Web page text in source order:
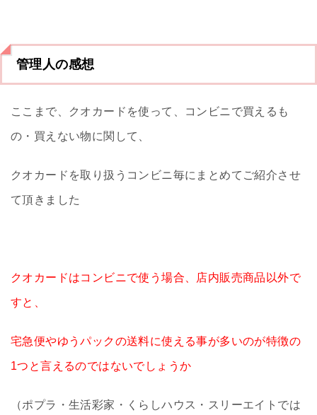
管理人の感想
ここまで、クオカードを使って、コンビニで買えるも
の・買えない物に関して、
クオカードを取り扱うコンビニ毎にまとめてご紹介させ
て頂きました
クオカードはコンビニで使う場合、店内販売商品以外で
すと、
宅急便やゆうパックの送料に使える事が多いのが特徴の
1つと言えるのではないでしょうか
（ポプラ・生活彩家・くらしハウス・スリーエイトでは